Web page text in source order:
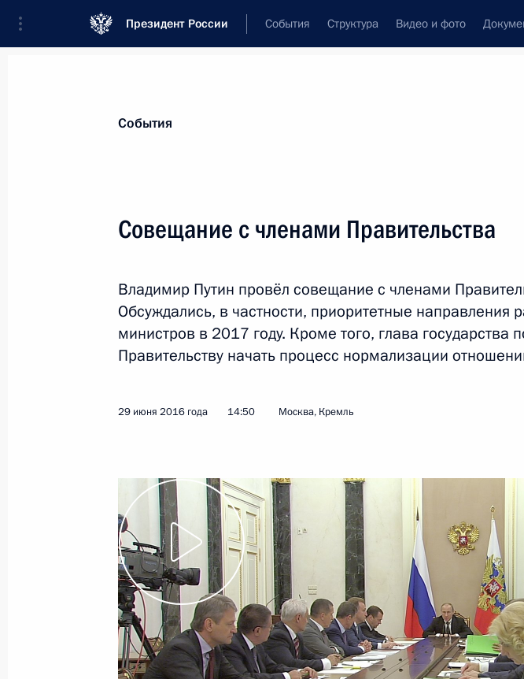
Президент России События Структура Видео и фото
Лента событий
Совещание с членами Правительства
10 августа 2016 года, 15:20
Перечень поручений по итогам совещания с членами
Правительства
События
Совещание с членами Правительства
Владимир Путин провёл совещание с членами
Обсуждались, в частности, приоритетные направления
министров в 2017 году. Кроме того, глава государства
Правительству начать процесс нормализации
29 июня 2016 года 14:50 Москва, Кремль